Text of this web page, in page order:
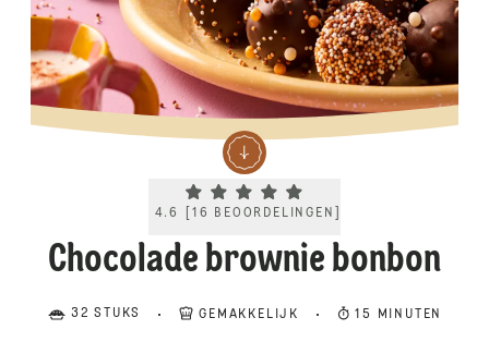
Current rating 4.6. Click to rate.
4.6 16 BEOORDELINGEN
Chocolade brownie bonbon
32 STUKS GEMAKKELIJK 15 MINUTEN